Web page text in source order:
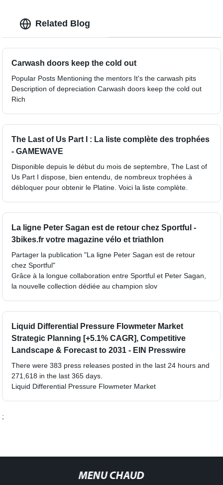
Related Blog
Carwash doors keep the cold out
Popular Posts Mentioning the mentors It's the carwash pits
Description of depreciation Carwash doors keep the cold out
Rich
The Last of Us Part I : La liste complète des trophées
- GAMEWAVE
Disponible depuis le début du mois de septembre, The Last of
Us Part I dispose, bien entendu, de nombreux trophées à
débloquer pour obtenir le Platine. Voici la liste complète.
La ligne Peter Sagan est de retour chez Sportful -
3bikes.fr votre magazine vélo et triathlon
Partager la publication "La ligne Peter Sagan est de retour
chez Sportful"
Grâce à la longue collaboration entre Sportful et Peter Sagan,
la nouvelle collection dédiée au champion slov
Liquid Differential Pressure Flowmeter Market
Strategic Planning [+5.1% CAGR], Competitive
Landscape & Forecast to 2031 - EIN Presswire
There were 383 press releases posted in the last 24 hours and
271,618 in the last 365 days.
Liquid Differential Pressure Flowmeter Market
;
MENU CHAUD